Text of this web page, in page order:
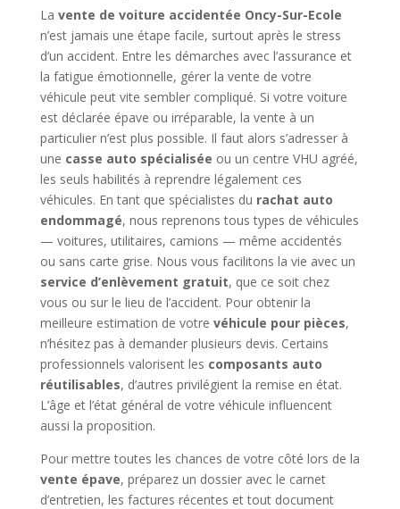
La vente de voiture accidentée Oncy-Sur-Ecole
n’est jamais une étape facile, surtout après le stress
d’un accident. Entre les démarches avec l’assurance et
la fatigue émotionnelle, gérer la vente de votre
véhicule peut vite sembler compliqué. Si votre voiture
est déclarée épave ou irréparable, la vente à un
particulier n’est plus possible. Il faut alors s’adresser à
une casse auto spécialisée ou un centre VHU agréé,
les seuls habilités à reprendre légalement ces
véhicules. En tant que spécialistes du rachat auto
endommagé, nous reprenons tous types de véhicules
— voitures, utilitaires, camions — même accidentés
ou sans carte grise. Nous vous facilitons la vie avec un
service d’enlèvement gratuit, que ce soit chez
vous ou sur le lieu de l’accident. Pour obtenir la
meilleure estimation de votre véhicule pour pièces,
n’hésitez pas à demander plusieurs devis. Certains
professionnels valorisent les composants auto
réutilisables, d’autres privilégient la remise en état.
L’âge et l’état général de votre véhicule influencent
aussi la proposition.
Pour mettre toutes les chances de votre côté lors de la
vente épave, préparez un dossier avec le carnet
d’entretien, les factures récentes et tout document